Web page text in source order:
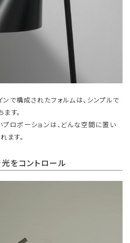
で構成されたフォルムは、シンプルで
す。
ロポーションは、どんな空間に置い
ます。
をコントロール